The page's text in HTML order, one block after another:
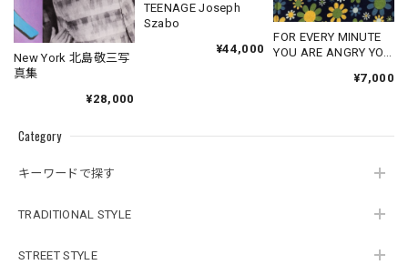
Category
キーワードで探す
TRADITIONAL STYLE
STREET STYLE
New York 北島敬三写
真集
¥28,000
TEENAGE Joseph
Szabo
¥44,000
FOR EVERY MINUTE
YOU ARE ANGRY YOU
¥7,000